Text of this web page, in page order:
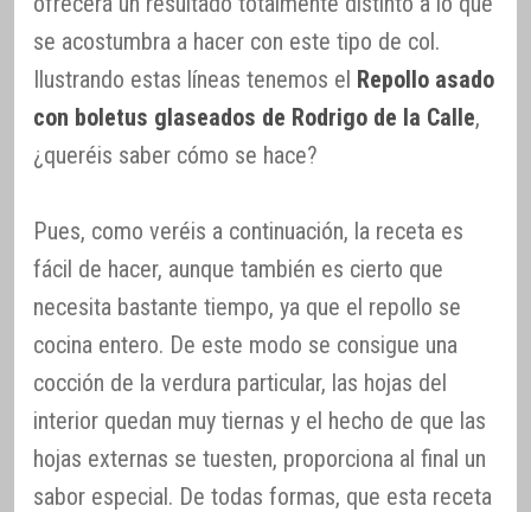
se acostumbra a hacer con este tipo de col.
Ilustrando estas líneas tenemos el Repollo asado
con boletus glaseados de Rodrigo de la Calle,
¿queréis saber cómo se hace?
Pues, como veréis a continuación, la receta es
fácil de hacer, aunque también es cierto que
necesita bastante tiempo, ya que el repollo se
cocina entero. De este modo se consigue una
cocción de la verdura particular, las hojas del
interior quedan muy tiernas y el hecho de que las
hojas externas se tuesten, proporciona al final un
sabor especial. De todas formas, que esta receta